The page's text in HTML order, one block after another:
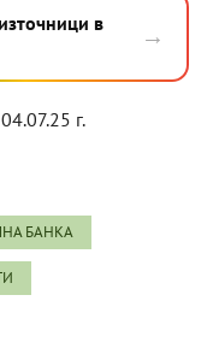
в
→
г.
БАНКА